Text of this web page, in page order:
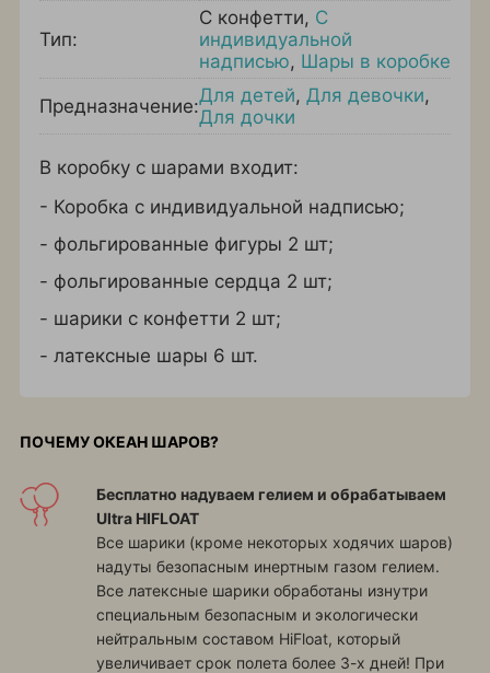
Тип:
С конфетти, С
индивидуальной
надписью, Шары в коробке
Предназначение:Для детей, Для девочки,
Для дочки
В коробку с шарами входит:
- Коробка с индивидуальной надписью;
- фольгированные фигуры 2 шт;
- фольгированные сердца 2 шт;
- шарики с конфетти 2 шт;
- латексные шары 6 шт.
ПОЧЕМУ ОКЕАН ШАРОВ?
Бесплатно надуваем гелием и обрабатываем
Ultra HIFLOAT
Все шарики (кроме некоторых ходячих шаров)
надуты безопасным инертным газом гелием.
Все латексные шарики обработаны изнутри
специальным безопасным и экологически
нейтральным составом HiFloat, который
увеличивает срок полета более 3-х дней! При